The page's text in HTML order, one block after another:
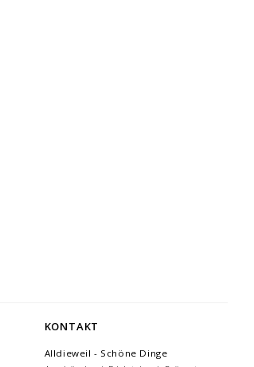
KONTAKT
Alldieweil - Schöne Dinge